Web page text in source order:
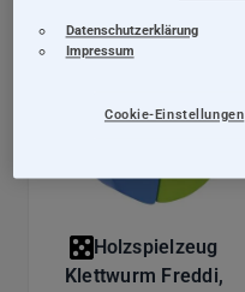
Holzspielzeug
Klettwurm Freddi,
Datenschutzerklärung
Impressum
Cookie-Einstellungen